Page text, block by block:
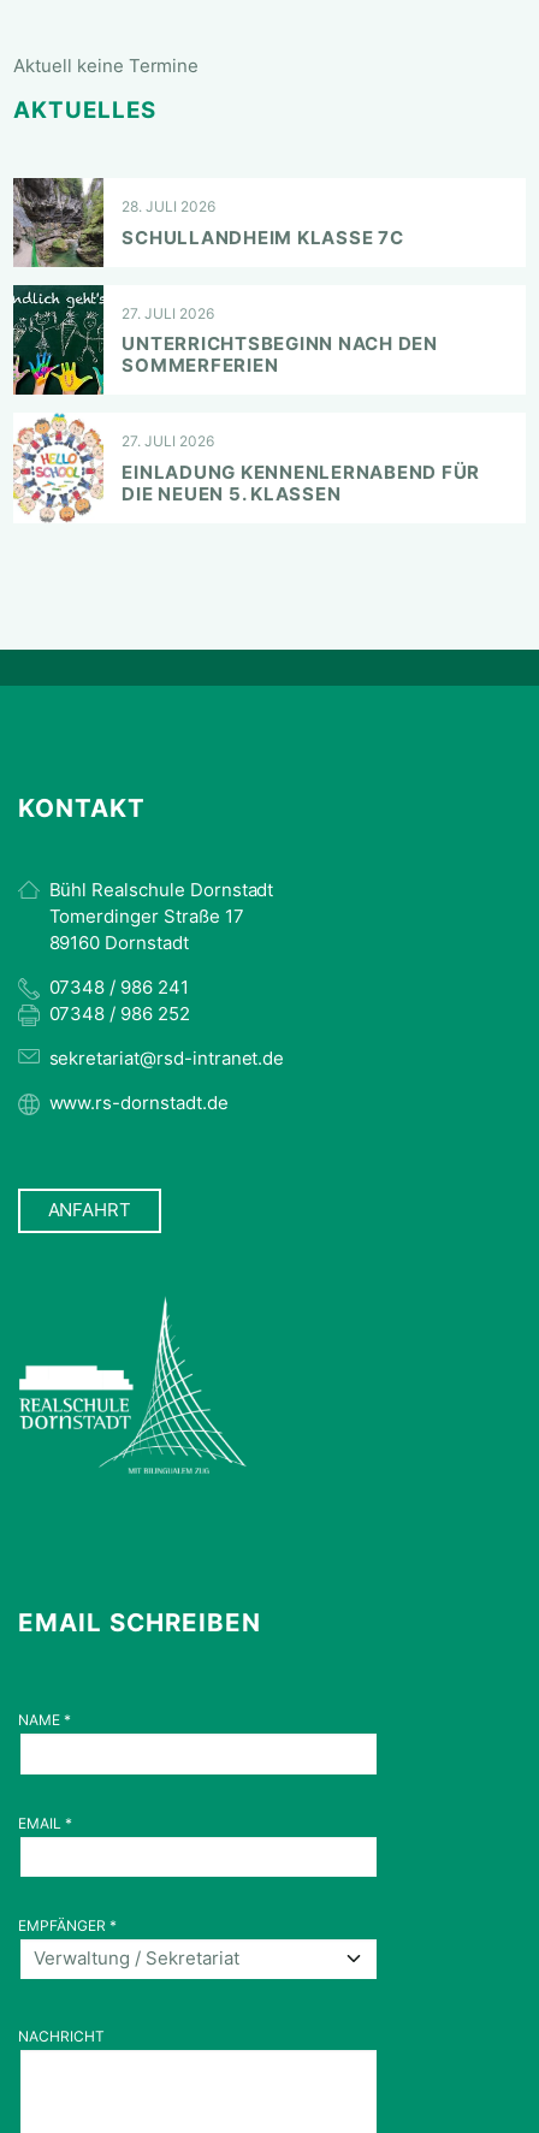
Aktuell keine Termine
AKTUELLES
28. JULI 2026
SCHULLANDHEIM KLASSE 7C
27. JULI 2026
UNTERRICHTSBEGINN NACH DEN
SOMMERFERIEN
27. JULI 2026
EINLADUNG KENNENLERNABEND FÜR
DIE NEUEN 5. KLASSEN
KONTAKT
Bühl Realschule Dornstadt
Tomerdinger Straße 17
89160 Dornstadt
07348 / 986 241
07348 / 986 252
sekretariat@rsd-intranet.de
www.rs-dornstadt.de
ANFAHRT
EMAIL SCHREIBEN
NAME *
EMAIL *
EMPFÄNGER *
NACHRICHT